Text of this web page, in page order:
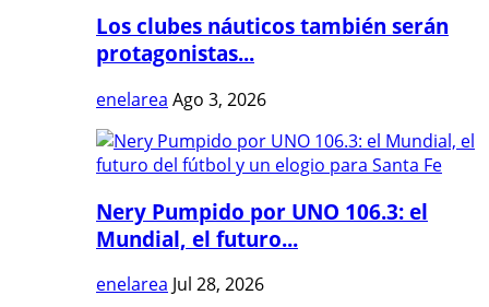
Los clubes náuticos también serán
protagonistas...
enelarea Ago 3, 2026
Nery Pumpido por UNO 106.3: el
Mundial, el futuro...
enelarea Jul 28, 2026